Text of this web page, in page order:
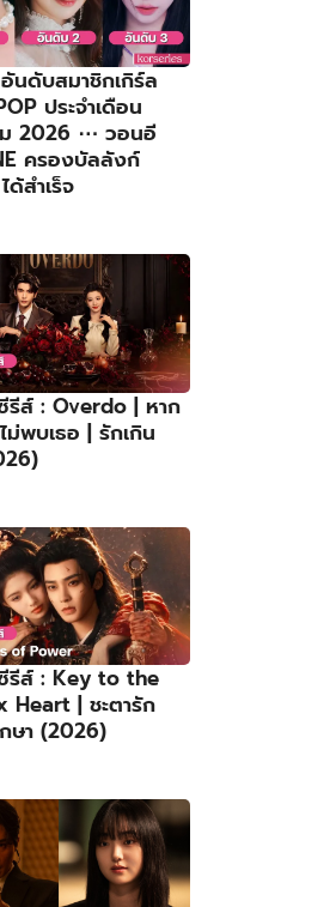
นดับสมาชิกเกิร์ล
ประจำเดือน
2026 ⋯ วอนอี
ครองบัลลังก์
สำเร็จ
รีส์ : Overdo | หาก
ม่พบเธอ | รักเกิน
รีส์ : Key to the
Heart | ชะตารัก
ษา (2026)